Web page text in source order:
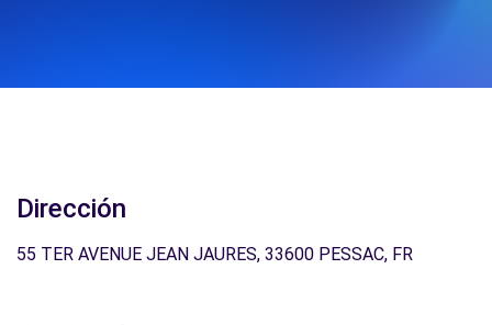
Dirección
55 TER AVENUE JEAN JAURES, 33600 PESSAC, FR